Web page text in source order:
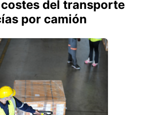
del transporte
por camión